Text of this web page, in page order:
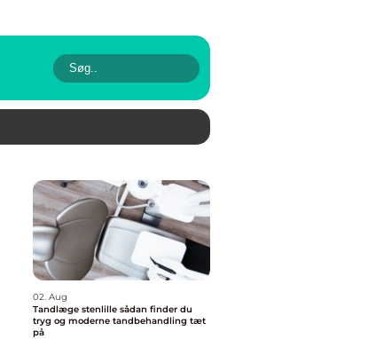
02. Aug
Tandlæge stenlille sådan finder du
tryg og moderne tandbehandling tæt
på